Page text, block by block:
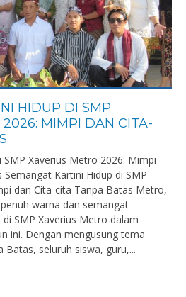
HIDUP DI SMP
2026: MIMPI DAN CITA-
Xaverius Metro 2026: Mimpi
Kartini Hidup di SMP
dan Cita-cita Tanpa Batas Metro,
warna dan semangat
SMP Xaverius Metro dalam
ini. Dengan mengusung tema
Batas, seluruh siswa, guru,...